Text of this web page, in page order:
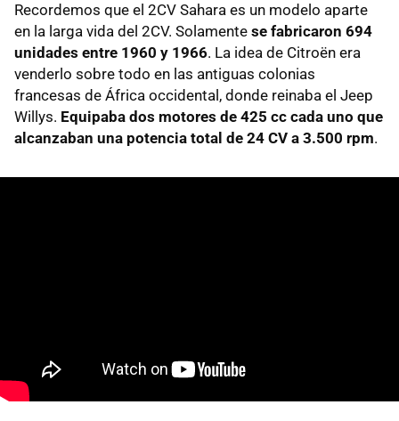
Recordemos que el 2CV Sahara es un modelo aparte
en la larga vida del 2CV. Solamente se fabricaron 694
unidades entre 1960 y 1966. La idea de Citroën era
venderlo sobre todo en las antiguas colonias
francesas de África occidental, donde reinaba el Jeep
Willys. Equipaba dos motores de 425 cc cada uno que
alcanzaban una potencia total de 24 CV a 3.500 rpm.